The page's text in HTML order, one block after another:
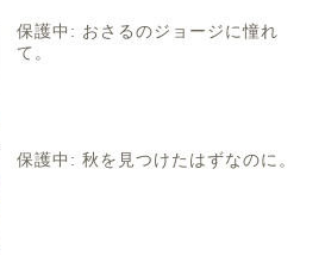
保護中: おさるのジョージに憧れ
て。
保護中: 秋を見つけたはずなのに。